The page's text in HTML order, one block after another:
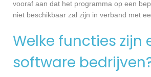
vooraf aan dat het programma op een
niet beschikbaar zal zijn in verband met
Welke functies zijn
software